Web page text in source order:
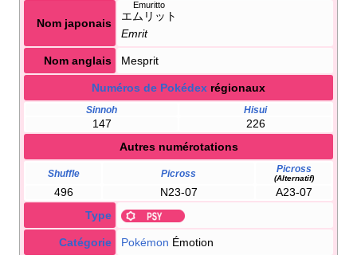
Nom japonais
エムリット
Emuritto
Emrit
Nom anglais Mesprit
Numéros de Pokédex régionaux
Sinnoh Hisui
147
226
Autres numérotations
Shuffle Picross Picross
(Alternatif)
496 N23-07
A23-07
Type
Catégorie Pokémon Émotion